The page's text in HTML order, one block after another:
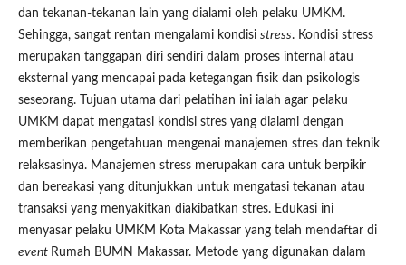
dan tekanan-tekanan lain yang dialami oleh pelaku UMKM.
Sehingga, sangat rentan mengalami kondisi stress. Kondisi stress
merupakan tanggapan diri sendiri dalam proses internal atau
eksternal yang mencapai pada ketegangan fisik dan psikologis
seseorang. Tujuan utama dari pelatihan ini ialah agar pelaku
UMKM dapat mengatasi kondisi stres yang dialami dengan
memberikan pengetahuan mengenai manajemen stres dan teknik
relaksasinya. Manajemen stress merupakan cara untuk berpikir
dan bereakasi yang ditunjukkan untuk mengatasi tekanan atau
transaksi yang menyakitkan diakibatkan stres. Edukasi ini
menyasar pelaku UMKM Kota Makassar yang telah mendaftar di
event Rumah BUMN Makassar. Metode yang digunakan dalam